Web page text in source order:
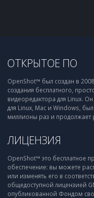
ОТКРЫТОЕ ПО
OpenShot™ был создан в
создания бесплатного,
видеоредактора для Linux. Он
для Linux, Mac и Windows,
миллионы раз и продолжает
ЛИЦЕНЗИЯ
OpenShot™ это бесплатное
обеспечение: вы можете
или изменять его в
общедоступной лицензией
опубликованной Фондом